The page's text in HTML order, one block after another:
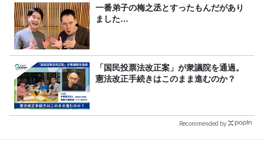
一番弟子の梅之丞とすったもんだがあり
ました…
「国民投票法改正案」が衆議院を通過。
憲法改正手続きはこのまま進むのか？
Recommended by